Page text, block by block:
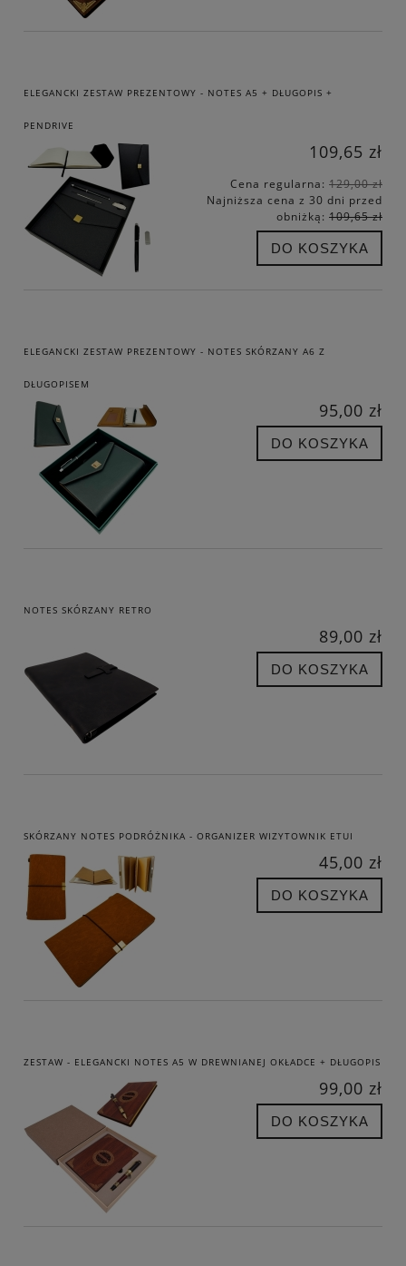
ELEGANCKI ZESTAW PREZENTOWY - NOTES A5 + DŁUGOPIS +
PENDRIVE
109,65 zł
Cena regularna: 129,00 zł
Najniższa cena z 30 dni przed
obniżką: 109,65 zł
DO KOSZYKA
ELEGANCKI ZESTAW PREZENTOWY - NOTES SKÓRZANY A6 Z
DŁUGOPISEM
95,00 zł
DO KOSZYKA
NOTES SKÓRZANY RETRO
89,00 zł
DO KOSZYKA
SKÓRZANY NOTES PODRÓŻNIKA - ORGANIZER WIZYTOWNIK ETUI
45,00 zł
DO KOSZYKA
ZESTAW - ELEGANCKI NOTES A5 W DREWNIANEJ OKŁADCE + DŁUGOPIS
99,00 zł
DO KOSZYKA